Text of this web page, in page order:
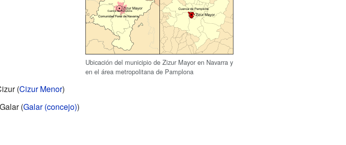
Ubicación del municipio de Zizur Mayor en Navarra y
en el área metropolitana de Pamplona
(Cizur Menor)
(Galar (concejo))